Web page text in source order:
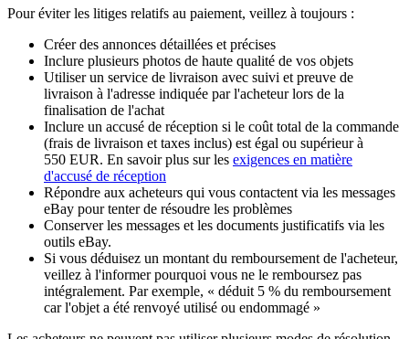
Pour éviter les litiges relatifs au paiement, veillez à toujours :
Créer des annonces détaillées et précises
Inclure plusieurs photos de haute qualité de vos objets
Utiliser un service de livraison avec suivi et preuve de
livraison à l'adresse indiquée par l'acheteur lors de la
finalisation de l'achat
Inclure un accusé de réception si le coût total de la commande
(frais de livraison et taxes inclus) est égal ou supérieur à
550 EUR. En savoir plus sur les exigences en matière
d'accusé de réception
Répondre aux acheteurs qui vous contactent via les messages
eBay pour tenter de résoudre les problèmes
Conserver les messages et les documents justificatifs via les
outils eBay.
Si vous déduisez un montant du remboursement de l'acheteur,
veillez à l'informer pourquoi vous ne le remboursez pas
intégralement. Par exemple, « déduit 5 % du remboursement
car l'objet a été renvoyé utilisé ou endommagé »